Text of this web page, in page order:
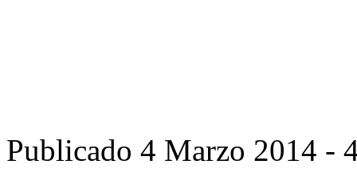
Publicado 4 Marzo 2014 -